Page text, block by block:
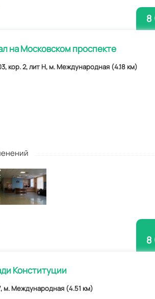
8
на Московском проспекте
кор. 2, лит Н, м. Международная (4.18 км)
8
Конституции
м. Международная (4.51 км)